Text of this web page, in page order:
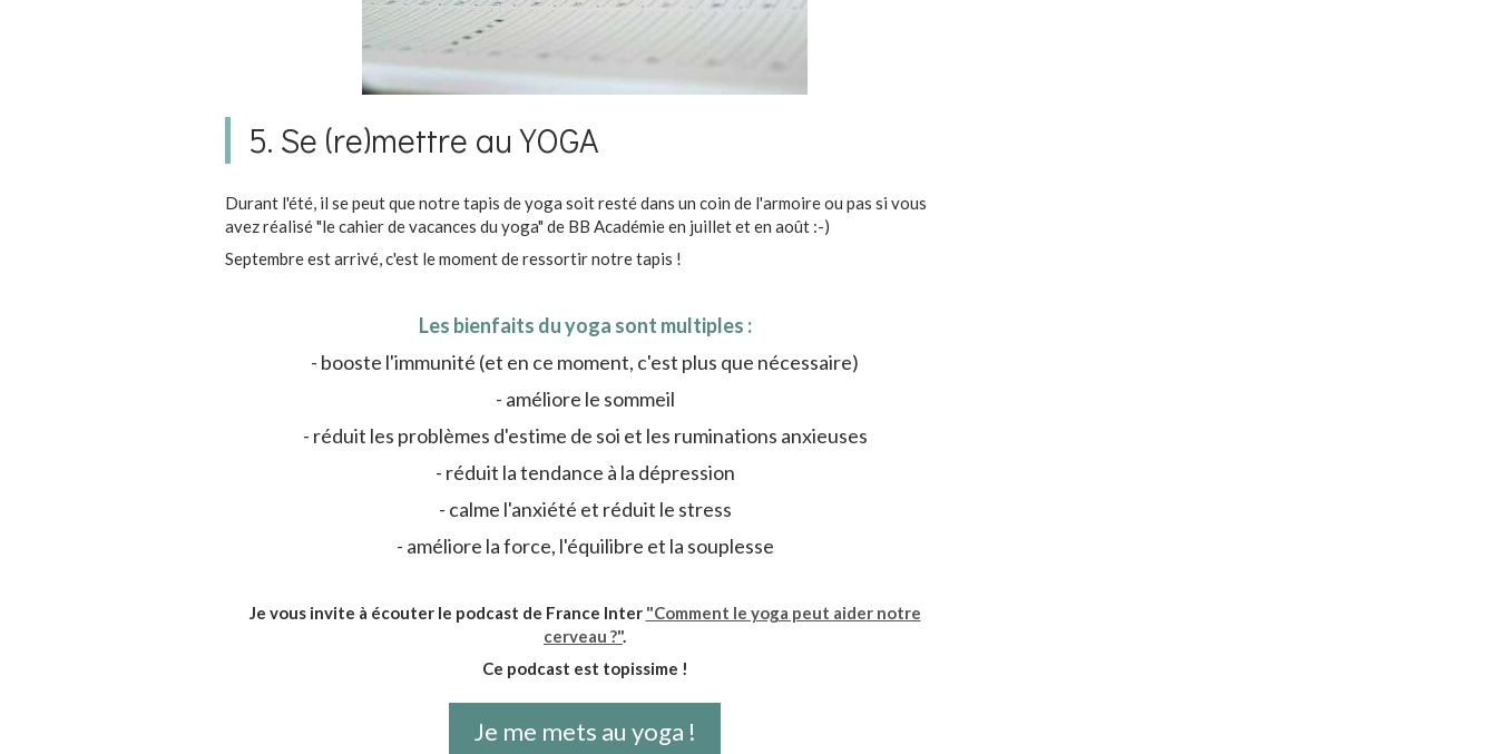
5. Se (re)mettre au YOGA
Durant l'été, il se peut que notre tapis de yoga soit resté dans un coin de l'armoire ou pas si vous
avez réalisé "le cahier de vacances du yoga" de BB Académie en juillet et en août :-)
Septembre est arrivé, c'est le moment de ressortir notre tapis !
Les bienfaits du yoga sont multiples :
- booste l'immunité (et en ce moment, c'est plus que nécessaire)
- améliore le sommeil
- réduit les problèmes d'estime de soi et les ruminations anxieuses
- réduit la tendance à la dépression
- calme l'anxiété et réduit le stress
- améliore la force, l'équilibre et la souplesse
Je vous invite à écouter le podcast de France Inter "Comment le yoga peut aider notre
cerveau ?".
Ce podcast est topissime !
Je me mets au yoga !